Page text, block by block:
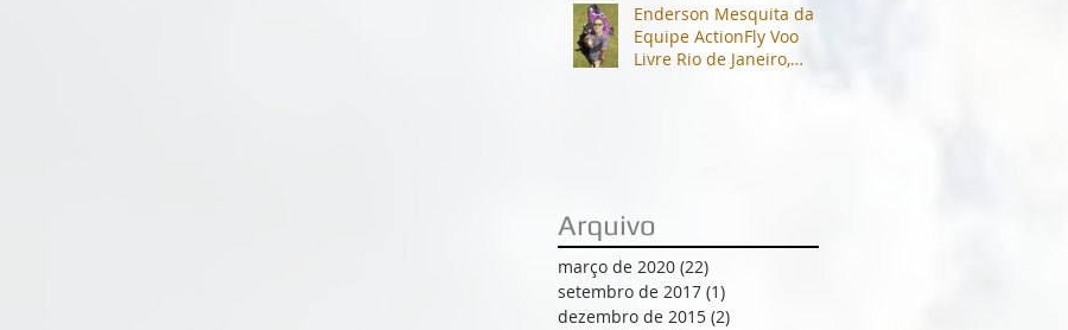
Enderson Mesquita da
Equipe ActionFly Voo
Livre Rio de Janeiro,
Arquivo
março de 2020 (22)
setembro de 2017 (1)
dezembro de 2015 (2)